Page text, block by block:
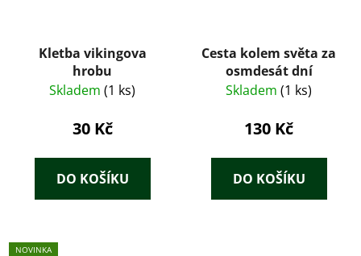
Kletba vikingova
hrobu
Skladem (1 ks)
30 Kč
DO KOŠÍKU
Cesta kolem světa za
osmdesát dní
Skladem (1 ks)
130 Kč
DO KOŠÍKU
NOVINKA